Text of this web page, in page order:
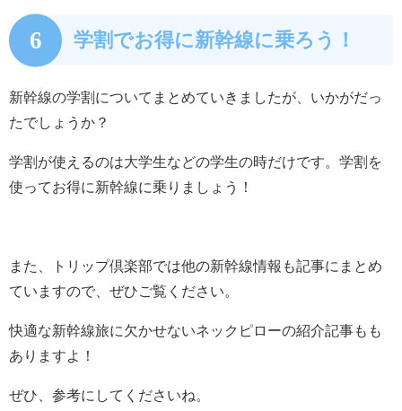
6 学割でお得に新幹線に乗ろう！
新幹線の学割についてまとめていきましたが、いかがだっ
たでしょうか？
学割が使えるのは大学生などの学生の時だけです。学割を
使ってお得に新幹線に乗りましょう！
また、トリップ倶楽部では他の新幹線情報も記事にまとめ
ていますので、ぜひご覧ください。
快適な新幹線旅に欠かせないネックピローの紹介記事もも
ありますよ！
ぜひ、参考にしてくださいね。